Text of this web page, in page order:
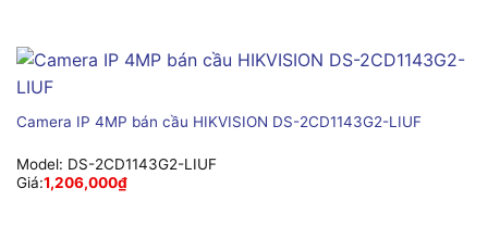
Camera IP 4MP bán cầu HIKVISION DS-2CD1143G2-LIUF
Model: DS-2CD1143G2-LIUF
Giá:1,206,000₫